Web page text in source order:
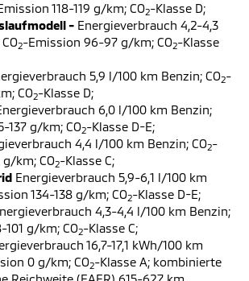
118-119 g/km; CO2-Klasse D;
- Energieverbrauch 4,2-4,3
2-Emission 96-97 g/km; CO2-Klasse
5,9 l/100 km Benzin; CO2-
CO2-Klasse D;
6,0 l/100 km Benzin;
137 g/km; CO2-Klasse D-E;
4,4 l/100 km Benzin; CO2-
km; CO2-Klasse C;
Energieverbrauch 5,9-6,1 l/100 km
134-138 g/km; CO2-Klasse D-E;
4,3-4,4 l/100 km Benzin;
g/km; CO2-Klasse C;
16,7-17,1 kWh/100 km
0 g/km; CO2-Klasse A; kombinierte